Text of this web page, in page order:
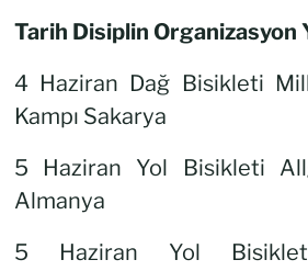
Tarih Disiplin Organizasyon
4 Haziran Dağ Bisikleti Milli
Kampı Sakarya
5 Haziran Yol Bisikleti
Almanya
5 Haziran Yol